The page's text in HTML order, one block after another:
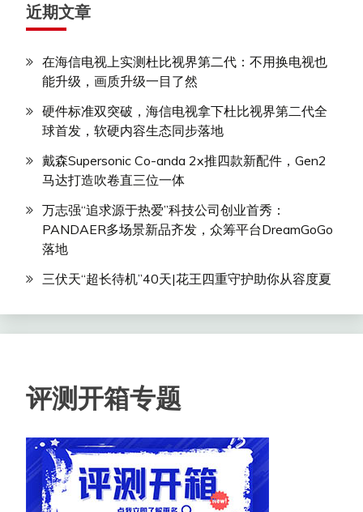
近期文章
在海信电视上实测杜比视界第二代：不用换电视也
能升级，画质升级一目了然
硬件标准双突破，海信电视拿下杜比视界第二代全
球首发，软硬内容生态同步落地
戴森Supersonic Co-anda 2x推四款新配件，Gen2
马达打造吹卷直三位一体
万志强“追求源于热爱”科技公司创业首秀：
PANDAER多场景新品齐发，众筹平台DreamGoGo
落地
三伏天“超长待机”40天|花王四重守护助你从容度夏
评测开箱专题